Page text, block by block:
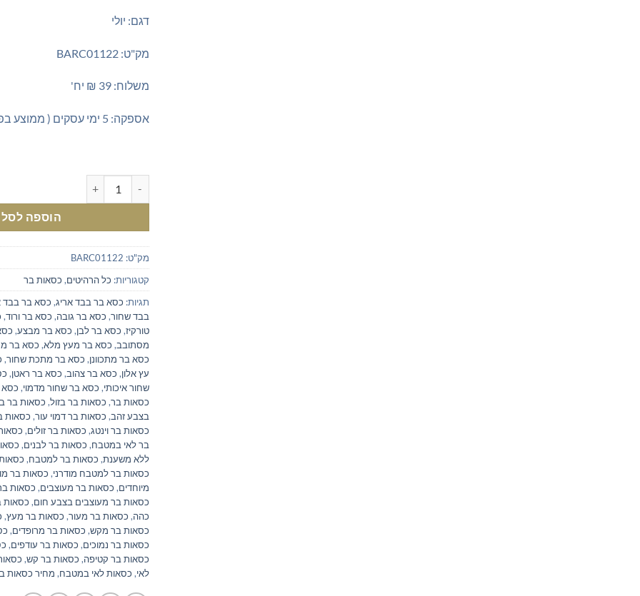
דגם: יולי
מק"ט: BARC01122
משלוח: 39 ₪ יח'
אספקה: 5 ימי עסקים ( ממוצע בפועל 2-3 ימים)
הוספה לסל
מק"ט: BARC01122
קטגוריות: כל הרהיטים, כסאות בר
תגיות: כסא בר בבד אריג, כסא בר בבד
בבד שחור, כסא בר גובה, כסא בר ורוד,
טורקיז, כסא בר לבן, כסא בר מבצע,
מסתובב, כסא בר מעץ מלא, כסא בר
כסא בר מתכוונן, כסא בר מתכת שחור,
עץ אלון, כסא בר צהוב, כסא בר ראטן,
שחור איכותי, כסא בר שחור מדמוי, כסא
כסאות בר, כסאות בר בזול, כסאות בר
בצבע זהב, כסאות בר דמוי עור, כסאות
כסאות בר וינטג, כסאות בר זולים,
בר לאי במטבח, כסאות בר לבנים,
ללא משענת, כסאות בר למטבח,
כסאות בר למטבח מודרני, כסאות בר
מיוחדים, כסאות בר מעוצבים, כסאות
כסאות בר מעוצבים בצבע חום, כסאות
כהה, כסאות בר מעור, כסאות בר מעץ,
כסאות בר מקש, כסאות בר מרופדים,
כסאות בר נמוכים, כסאות בר עודפים,
כסאות בר קטיפה, כסאות בר קש,
לאי, כסאות לאי במטבח, מחיר כסאות